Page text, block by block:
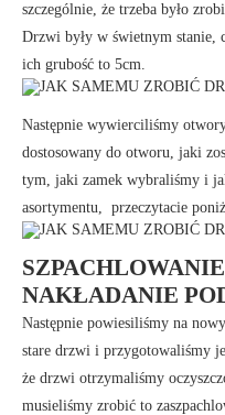
szczególnie, że trzeba było
Drzwi były w świetnym stanie,
ich grubość to 5cm.
Następnie wywierciliśmy
dostosowany do otworu, jaki
tym, jaki zamek wybraliśmy i
asortymentu, przeczytacie
NAKŁADANIE
Następnie powiesiliśmy na
stare drzwi i przygotowaliśmy
że drzwi otrzymaliśmy
musieliśmy zrobić to